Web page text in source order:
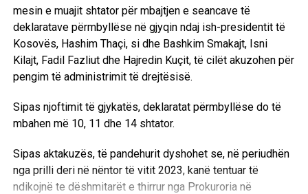
Gjatë një takimi të Safet Zhulalit, Ministër i Mbrojtjes së
Shqipërisë me Kryekomandantin e Forcave Aleate të
NATO-s, admiralin Xhervin Borda, pasi kërkoi dërgimin e
forcave ndërkombëtare në Kosovë, ku gjendja e krijuar nga
e kryer më 26 qershor në kufi me Maqedoninë, dëbimin e
refugjatëve shqiptarë nga Greqia dhe tha se me këto
forcat proserbe për ta destabilizuar edhe më shumë
situatën në Ballkan.
mesin e muajit shtator për mbajtjen e seancave të
deklaratave përmbyllëse në gjyqin ndaj ish-presidentit të
Kosovës, Hashim Thaçi, si dhe Bashkim Smakajt, Isni
Kilajt, Fadil Fazliut dhe Hajredin Kuçit, të cilët akuzohen për
pengim të administrimit të drejtësisë.
Sipas njoftimit të gjykatës, deklaratat përmbyllëse do të
mbahen më 10, 11 dhe 14 shtator.
Sipas aktakuzës, të pandehurit dyshohet se, në periudhën
nga prilli deri në nëntor të vitit 2023, kanë tentuar të
ndikojnë te dëshmitarët e thirrur nga Prokuroria në